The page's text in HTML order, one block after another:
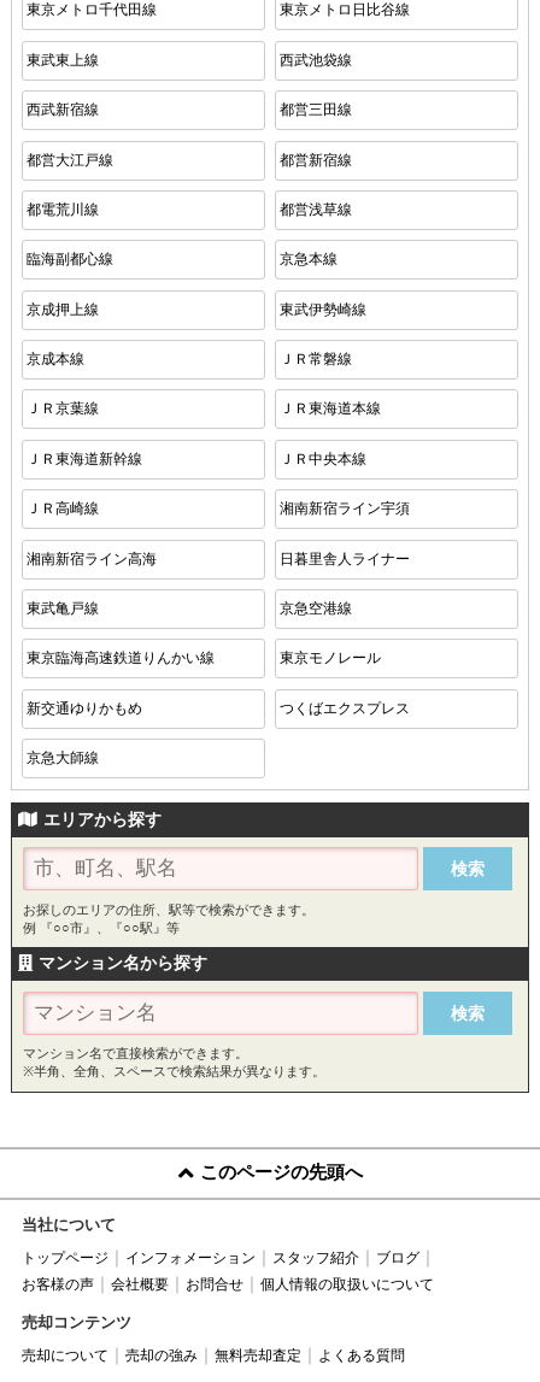
東京メトロ千代田線 東京メトロ日比谷線
東武東上線 西武池袋線
西武新宿線 都営三田線
都営大江戸線 都営新宿線
都電荒川線 都営浅草線
臨海副都心線 京急本線
京成押上線 東武伊勢崎線
京成本線 ＪＲ常磐線
ＪＲ京葉線 ＪＲ東海道本線
ＪＲ東海道新幹線 ＪＲ中央本線
ＪＲ高崎線 湘南新宿ライン宇須
湘南新宿ライン高海 日暮里舎人ライナー
東武亀戸線 京急空港線
東京臨海高速鉄道りんかい線 東京モノレール
新交通ゆりかもめ つくばエクスプレス
京急大師線
エリアから探す
お探しのエリアの住所、駅等で検索ができます。
例 『○○市』、『○○駅』等
マンション名から探す
マンション名で直接検索ができます。
※半角、全角、スペースで検索結果が異なります。
このページの先頭へ
当社について
トップページ インフォメーション スタッフ紹介
ブログ
お客様の声
会社概要 お問合せ 個人情報の取扱いについて
売却コンテンツ
売却について 売却の強み 無料売却査定 よくある質問